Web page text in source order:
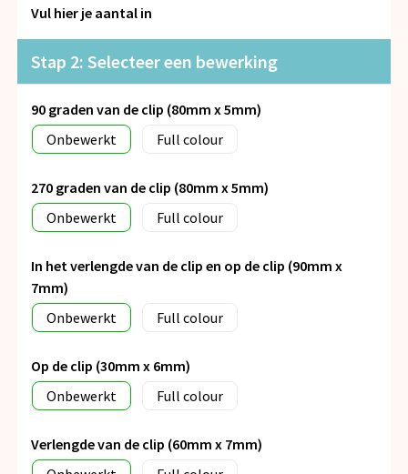
Snoepgoed
Spellen voor binnen en buiten
Veiligheid, Auto en Fiets
Vrije tijd en Strand
Anti-stress
Vul hier je aantal in
Stap 2: Selecteer een bewerking
90 graden van de clip (80mm x 5mm)
Onbewerkt
Full colour
270 graden van de clip (80mm x 5mm)
Onbewerkt
Full colour
In het verlengde van de clip en op de clip (90mm x
7mm)
Onbewerkt
Full colour
Op de clip (30mm x 6mm)
Onbewerkt
Full colour
Verlengde van de clip (60mm x 7mm)